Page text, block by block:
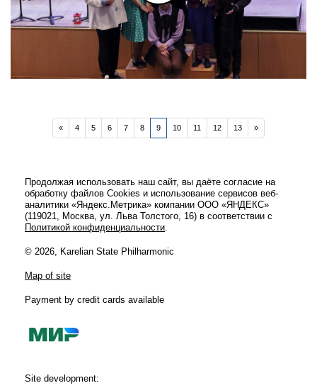
ДМИТРИЙ ЮРТАЕВ: МЕЛОДИИ
ВЕСНЫ
ПРИКЛЮЧЕНИЯ БУРАТИНО
« 4 5 6 7 8 9 10 11 12 13 »
Продолжая использовать наш сайт, вы даёте согласие на
обработку файлов Cookies и использование сервисов веб-
аналитики «Яндекс.Метрика» компании ООО «ЯНДЕКС»
(119021, Москва, ул. Льва Толстого, 16) в соответствии с
Политикой конфиденциальности.
© 2026, Karelian State Philharmonic
Map of site
Payment by credit cards available
Site development: